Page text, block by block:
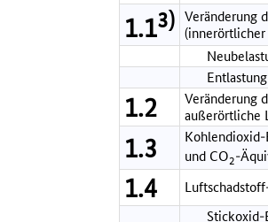
1.13) Veränderung
Entlastung
1.2
Veränderung
außerörtliche
1.3
und CO2-
1.4
Stickoxid-